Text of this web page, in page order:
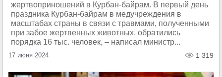
жертвоприношений в Курбан-байрам. В первый день
праздника Курбан-байрам в медучреждения в
масштабах страны в связи с травмами, полученными
при забое жертвенных животных, обратились
порядка 16 тыс. человек, – написал министр...
17 июня 2024 1 319